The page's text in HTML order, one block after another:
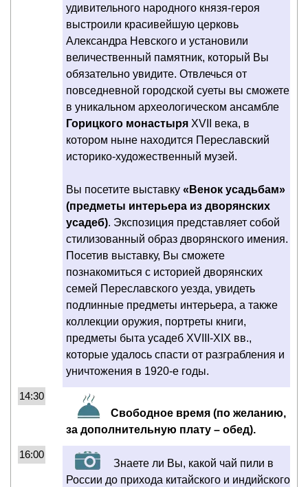
удивительного народного князя-героя
выстроили красивейшую церковь
Александра Невского и установили
величественный памятник, который Вы
обязательно увидите. Отвлечься от
повседневной городской суеты вы сможете
в уникальном археологическом ансамбле
Горицкого монастыря XVII века, в
котором ныне находится Переславский
историко-художественный музей.
Вы посетите выставку «Венок усадьбам»
(предметы интерьера из дворянских
усадеб). Экспозиция представляет собой
стилизованный образ дворянского имения.
Посетив выставку, Вы сможете
познакомиться с историей дворянских
семей Переславского уезда, увидеть
подлинные предметы интерьера, а также
коллекции оружия, портреты книги,
предметы быта усадеб XVIII-XIX вв.,
которые удалось спасти от разграбления и
уничтожения в 1920-е годы.
14:30
Свободное время (по желанию,
за дополнительную плату – обед).
16:00
Знаете ли Вы, какой чай пили в
России до прихода китайского и индийского